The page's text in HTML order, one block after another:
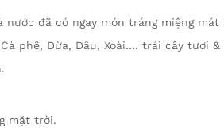
đã có ngay món tráng miệng mát
phê, Dừa, Dâu, Xoài…. trái cây tươi &
mặt trời.